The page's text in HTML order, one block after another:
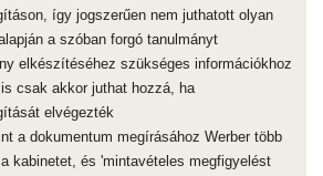
így jogszerűen nem juthatott olyan
a szóban forgó tanulmányt
elkészítéséhez szükséges információkhoz
csak akkor juthat hozzá, ha
elvégezték
a dokumentum megírásához Werber több
kabinetet, és 'mintavételes megfigyelést